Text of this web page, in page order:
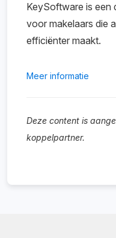
KeySoftware is een
voor makelaars die
efficiënter maakt.
Meer informatie
Deze content is
koppelpartner.